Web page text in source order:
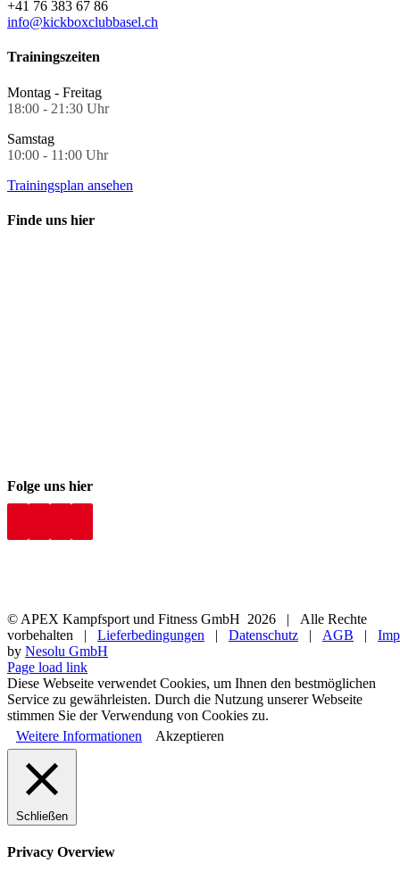
+41 76 383 67 86
info@kickboxclubbasel.ch
Trainingszeiten
Montag - Freitag
18:00 - 21:30 Uhr
Samstag
10:00 - 11:00 Uhr
Trainingsplan ansehen
Finde uns hier
Folge uns hier
© APEX Kampfsport und Fitness GmbH 2026 | Alle Rechte
vorbehalten | Lieferbedingungen | Datenschutz | AGB |
by Nesolu GmbH
Page load link
Diese Webseite verwendet Cookies, um Ihnen den bestmöglichen
Service zu gewährleisten. Durch die Nutzung unserer Webseite
stimmen Sie der Verwendung von Cookies zu.
Weitere Informationen
Akzeptieren
Schließen
Privacy Overview